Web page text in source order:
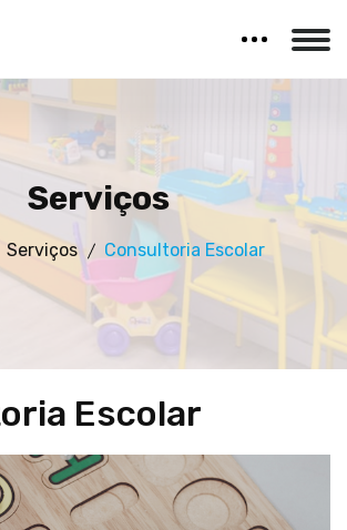
Serviços
Serviços Consultoria Escolar
Escolar